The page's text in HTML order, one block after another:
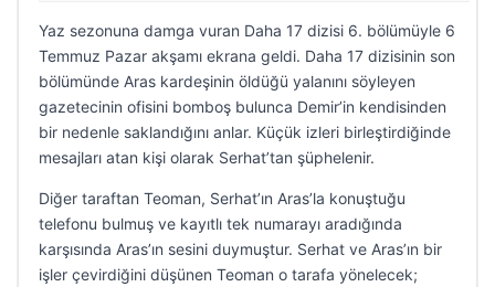
Yaz sezonuna damga vuran Daha 17 dizisi 6. bölümüyle 6
Temmuz Pazar akşamı ekrana geldi. Daha 17 dizisinin son
bölümünde Aras kardeşinin öldüğü yalanını söyleyen
gazetecinin ofisini bomboş bulunca Demir’in kendisinden
bir nedenle saklandığını anlar. Küçük izleri birleştirdiğinde
mesajları atan kişi olarak Serhat’tan şüphelenir.
Diğer taraftan Teoman, Serhat’ın Aras’la konuştuğu
telefonu bulmuş ve kayıtlı tek numarayı aradığında
karşısında Aras’ın sesini duymuştur. Serhat ve Aras’ın bir
işler çevirdiğini düşünen Teoman o tarafa yönelecek;